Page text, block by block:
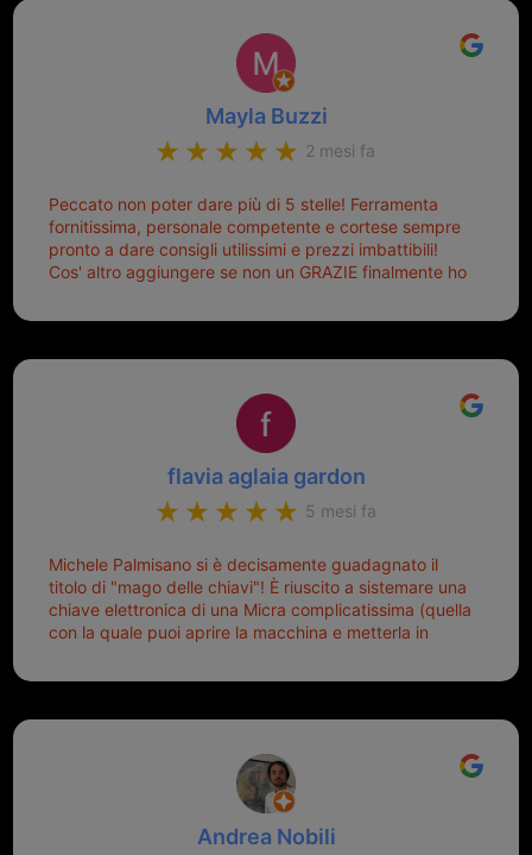
Mayla Buzzi
2 mesi fa
Peccato non poter dare più di 5 stelle! Ferramenta
fornitissima, personale competente e cortese sempre
pronto a dare consigli utilissimi e prezzi imbattibili!
Cos' altro aggiungere se non un GRAZIE finalmente ho
mio riferimento. Ah dimenticavo...da loro sono riuscita
Top top top!!!
flavia aglaia gardon
5 mesi fa
Michele Palmisano si è decisamente guadagnato il
titolo di "mago delle chiavi"! È riuscito a sistemare una
chiave elettronica di una Micra complicatissima (quella
con la quale puoi aprire la macchina e metterla in
pronta per la pattumiera... Avevo passato mesi con le
il coperchietto, la chiave era fissata con un filo di
che non ti staccasse la chiave dal blocchetto e
talvolta non faceva bene il contatto nel quadro e
bisognava armeggiare un po', praticamente entrare e
mettere in moto era un terno al Lotto; ormai pensavo
Andrea Nobili